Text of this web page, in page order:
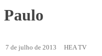
Paulo
7 de julho de 2013 HEA TV